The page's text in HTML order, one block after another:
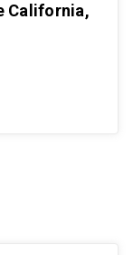
California,